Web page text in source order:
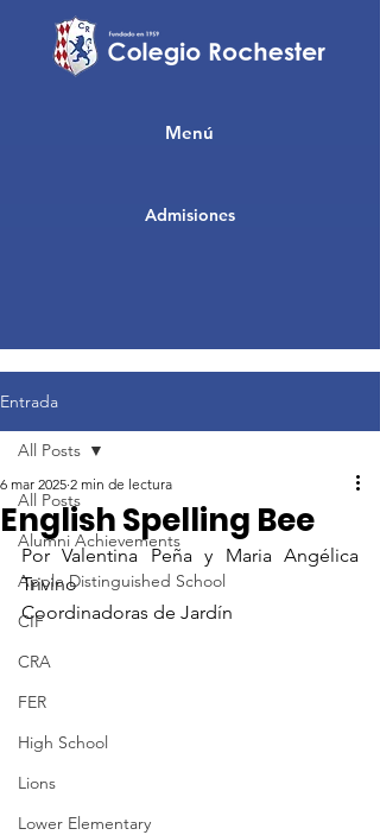
Admisiones
Menú
Entrada
All Posts
Alumni Achievements
Apple Distinguished School
CIF
CRA
FER
High School
Lions
Lower Elementary
All Posts
English Spelling Bee
6 mar 2025 2 min de lectura
Por Valentina Peña y Maria Angélica
Trivino
Coordinadoras de Jardín